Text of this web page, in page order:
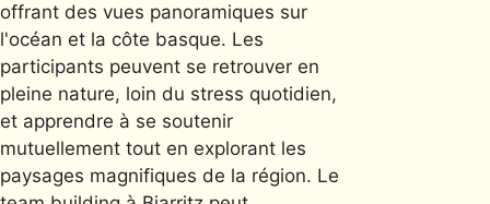
offrant des vues panoramiques sur
l'océan et la côte basque. Les
participants peuvent se retrouver en
pleine nature, loin du stress quotidien,
et apprendre à se soutenir
mutuellement tout en explorant les
paysages magnifiques de la région. Le